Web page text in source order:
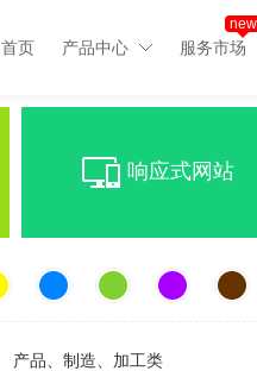
首页 产品中心 服务市场
new
响应式网站
产品、制造、加工类